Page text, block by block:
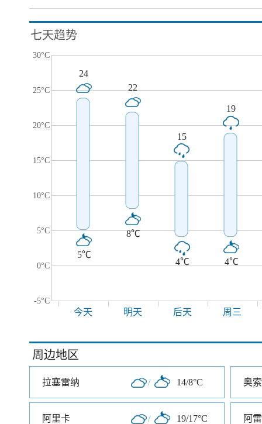
七天趋势
30°C
25°C
20°C
15°C
10°C
5°C
0°C
-5°C
24
5℃
22
8℃
15
4℃
19
4℃
今天 明天 后天 周三
周边地区
拉塞雷纳 / 14/8°C 奥
阿里卡 / 19/17°C 阿